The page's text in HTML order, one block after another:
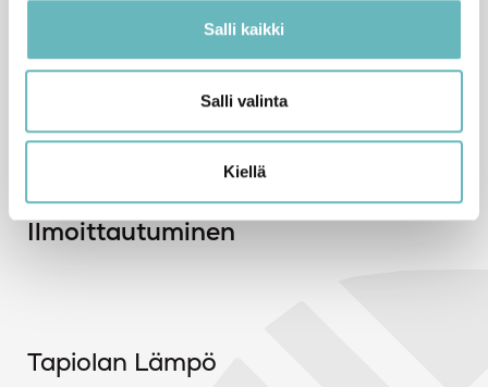
Salli kaikki
Salli valinta
Kiellä
Tapiolan Lämpö -konserni
Töihin meille
Yhteystiedot
Ilmoittautuminen
Tapiolan Lämpö